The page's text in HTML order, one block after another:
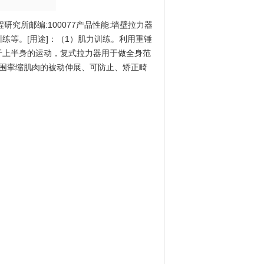
究所邮编:100077产品性能:墙壁拉力器
等。[用途]：（1）肌力训练。利用重锤
半身的运动，复式拉力器用于做全身范
挛缩肌肉的被动伸展、可防止、矫正畸